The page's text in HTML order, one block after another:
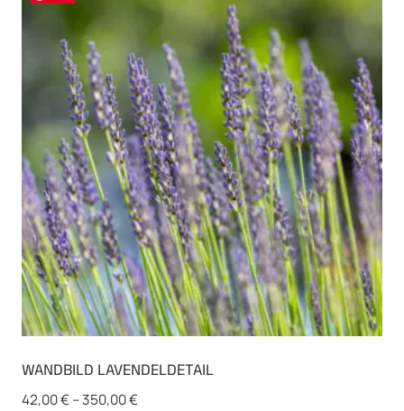
WANDBILD LAVENDELDETAIL
42,00€–350,00€